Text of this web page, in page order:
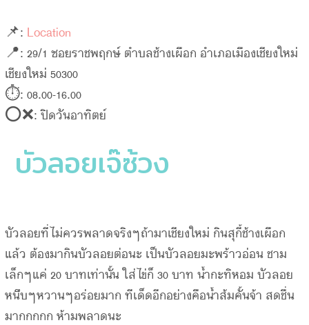
📌: Location
📍: 29/1 ซอยราชพฤกษ์ ตำบลช้างเผือก อำเภอเมืองเชียงใหม่
เชียงใหม่ 50300
⏱: 08.00-16.00
⭕️❌: ปิดวันอาทิตย์
บัวลอยเจ๊ซ้วง
บัวลอยที่ไม่ควรพลาดจริงๆถ้ามาเชียงใหม่ กินสุกี้ช้างเผือก
แล้ว ต้องมากินบัวลอยต่อนะ เป็นบัวลอยมะพร้าวอ่อน ชาม
เล็กๆแค่ 20 บาทเท่านั้น ใส่ไข่ก็ 30 บาท น้ำกะทิหอม บัวลอย
หนึบๆหวานๆอร่อยมาก ทีเด็ดอีกอย่างคือน้ำส้มคั้นจ้า สดชื่น
มากกกกก ห้ามพลาดนะ